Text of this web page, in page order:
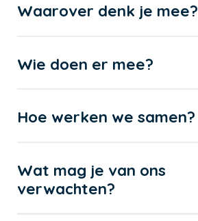
Waarover denk je mee?
Wie doen er mee?
Hoe werken we samen?
Wat mag je van ons
verwachten?